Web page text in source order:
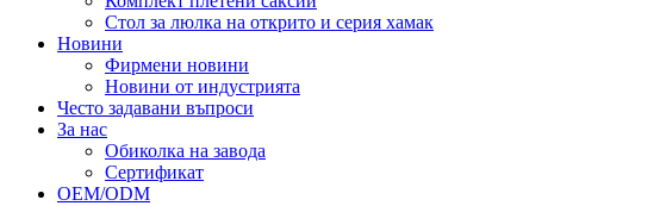
Стол за люлка на открито и серия хамак
Новини
Фирмени новини
Новини от индустрията
Често задавани въпроси
За нас
Обиколка на завода
Сертификат
OEM/ODM